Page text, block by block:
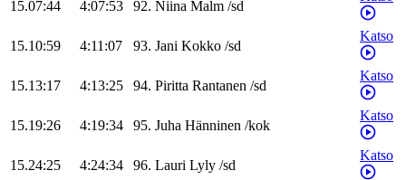
15.07:44 4:07:53 92. Niina Malm /sd
15.10:59 4:11:07 93. Jani Kokko /sd
Katso
15.13:17 4:13:25 94. Piritta Rantanen /sd
Katso
15.19:26 4:19:34 95. Juha Hänninen /kok
Katso
15.24:25 4:24:34 96. Lauri Lyly /sd
Katso